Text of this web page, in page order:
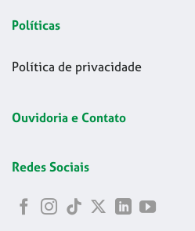
Políticas
Política de privacidade
Ouvidoria e Contato
Redes Sociais